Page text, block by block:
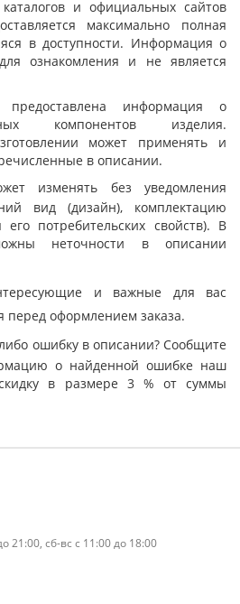
и официальных сайтов
максимально полная
в доступности. Информация о
ознакомления и не является
информация о
компонентов изделия.
может применять и
в описании.
изменять без уведомления
вид (дизайн), комплектацию
потребительских свойств). В
неточности в описании
и важные для вас
перед оформлением заказа.
ошибку в описании? Сообщите
о найденной ошибке наш
скидку в размере 3 % от суммы
21:00, сб-вс с 11:00 до 18:00